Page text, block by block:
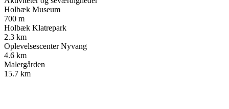
Holbæk Museum
700 m
Holbæk Klatrepark
2.3 km
Oplevelsescenter Nyvang
4.6 km
Malergården
15.7 km